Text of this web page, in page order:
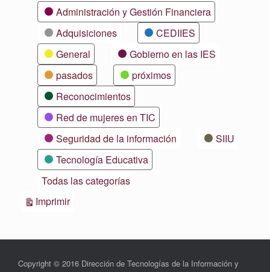
CategoríasAdministración y Gestión Financiera
Adquisiciones
CEDIIES
General
Gobierno en las IES
pasados
próximos
Reconocimientos
Red de mujeres en TIC
Seguridad de la información
SIIU
Tecnología Educativa
Todas las categorías
ImprimirVistas
Copyright © 2016 Dirección de Tecnologías de la Información y